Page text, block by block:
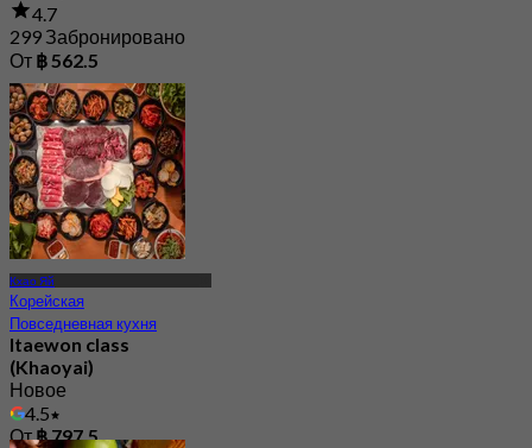
4.7
299 Забронировано
От ฿ 562.5
Кхао Яй
Корейская
Повседневная кухня
Itaewon class
(Khaoyai)
Новое
4.5
От฿ 797.5